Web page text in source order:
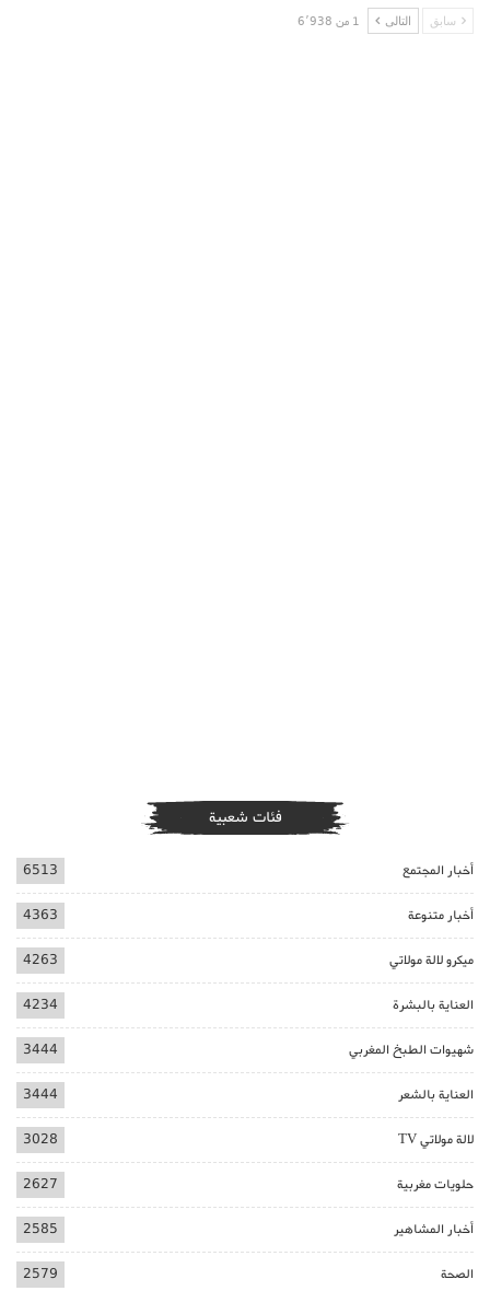
سابق التالى 1 من 6٬938
فئات شعبية
أخبار المجتمع 6513
أخبار متنوعة 4363
ميكرو لالة مولاتي 4263
العناية بالبشرة 4234
شهيوات الطبخ المغربي 3444
العناية بالشعر 3444
لالة مولاتي TV 3028
حلويات مغربية 2627
أخبار المشاهير 2585
الصحة 2579